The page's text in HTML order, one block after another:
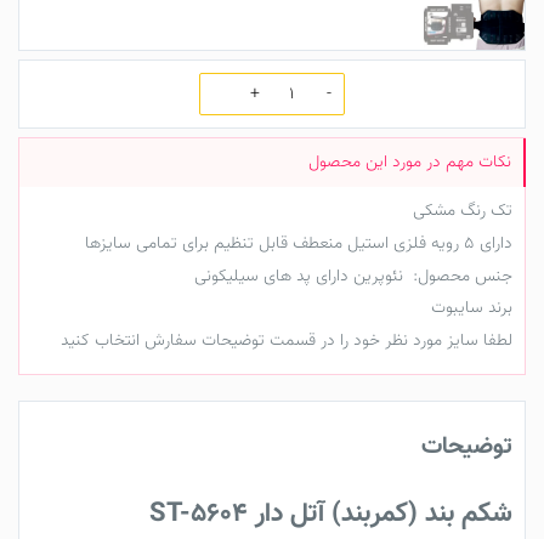
تک رنگ مشکی
دارای 5 رویه فلزی استیل منعطف قابل تنظیم برای تمامی سایزها
جنس محصول: نئوپرین دارای پد های سیلیکونی
برند سایبوت
لطفا سایز مورد نظر خود را در قسمت توضیحات سفارش انتخاب کنید
توضیحات
شکم بند (کمربند) آتل دار ST-5604